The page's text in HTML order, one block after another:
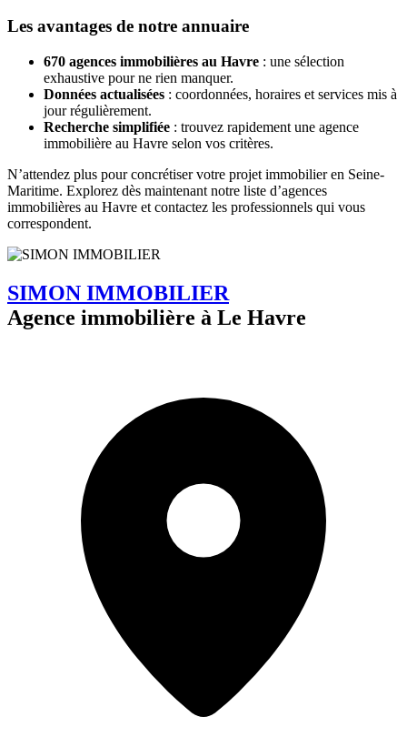
Les avantages de notre annuaire
670 agences immobilières au Havre : une sélection
exhaustive pour ne rien manquer.
Données actualisées : coordonnées, horaires et services mis à
jour régulièrement.
Recherche simplifiée : trouvez rapidement une agence
immobilière au Havre selon vos critères.
N’attendez plus pour concrétiser votre projet immobilier en Seine-
Maritime. Explorez dès maintenant notre liste d’agences
immobilières au Havre et contactez les professionnels qui vous
correspondent.
SIMON IMMOBILIER
Agence immobilière à Le Havre